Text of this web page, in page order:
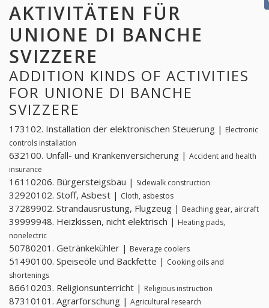
AKTIVITÄTEN FÜR
UNIONE DI BANCHE
SVIZZERE
ADDITION KINDS OF ACTIVITIES
FOR UNIONE DI BANCHE
SVIZZERE
173102. Installation der elektronischen Steuerung | Electronic
controls installation
632100. Unfall- und Krankenversicherung | Accident and health
insurance
16110206. Bürgersteigsbau | Sidewalk construction
32920102. Stoff, Asbest | Cloth, asbestos
37289902. Strandausrüstung, Flugzeug | Beaching gear, aircraft
39999948. Heizkissen, nicht elektrisch | Heating pads,
nonelectric
50780201. Getränkekühler | Beverage coolers
51490100. Speiseöle und Backfette | Cooking oils and
shortenings
86610203. Religionsunterricht | Religious instruction
87310101. Agrarforschung | Agricultural research